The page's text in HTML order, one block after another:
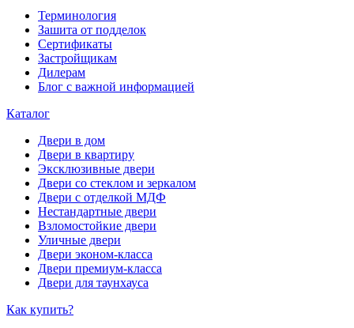
Терминология
Зашита от подделок
Сертификаты
Застройщикам
Дилерам
Блог с важной информацией
Каталог
Двери в дом
Двери в квартиру
Эксклюзивные двери
Двери со стеклом и зеркалом
Двери с отделкой МДФ
Нестандартные двери
Взломостойкие двери
Уличные двери
Двери эконом-класса
Двери премиум-класса
Двери для таунхауса
Как купить?